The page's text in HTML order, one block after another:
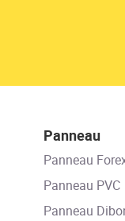
Panneau
Panneau
Panneau PVC
Panneau